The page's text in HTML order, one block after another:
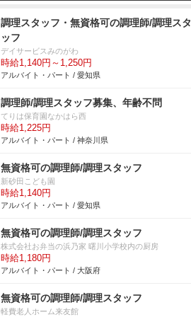
調理スタッフ・無資格可の調理師/調理スタ
ッフ
デイサービスみのがわ
時給1,140円～1,250円
アルバイト・パート / 愛知県
調理師/調理スタッフ募集、年齢不問
てりは保育園なかはら西
時給1,225円
アルバイト・パート / 神奈川県
無資格可の調理師/調理スタッフ
新砂田こども園
時給1,140円
アルバイト・パート / 愛知県
無資格可の調理師/調理スタッフ
株式会社お弁当の浜乃家 曙川小学校内の厨房
時給1,180円
アルバイト・パート / 大阪府
無資格可の調理師/調理スタッフ
軽費老人ホーム来友館